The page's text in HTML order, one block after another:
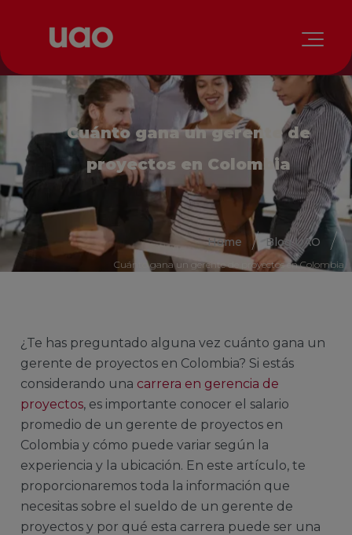
Cuánto gana un gerente de
proyectos en Colombia
Home Blog UAO
Cuánto gana un gerente de proyectos en Colombia
¿Te has preguntado alguna vez cuánto gana un
gerente de proyectos en Colombia? Si estás
considerando una carrera en gerencia de
proyectos, es importante conocer el salario
promedio de un gerente de proyectos en
Colombia y cómo puede variar según la
experiencia y la ubicación. En este artículo, te
proporcionaremos toda la información que
necesitas sobre el sueldo de un gerente de
proyectos y por qué esta carrera puede ser una